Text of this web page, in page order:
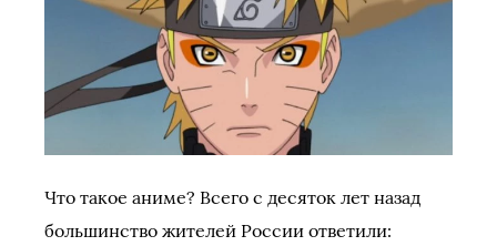
Что такое аниме? Всего с десяток лет назад
большинство жителей России ответили: